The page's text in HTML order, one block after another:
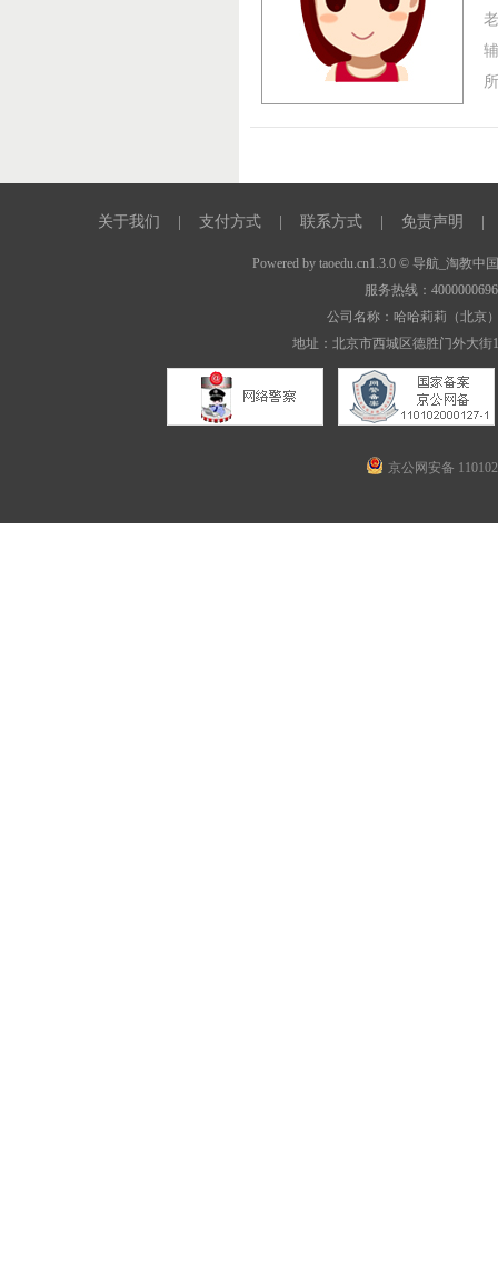
关于我们 支付方式 联系方式 免责声明
Powered by taoedu.cn1.3.0© 导航_淘教中国
服务热线：
公司名称：哈哈莉莉（北
地址：北京市西城区德胜门外大街
京公网安备